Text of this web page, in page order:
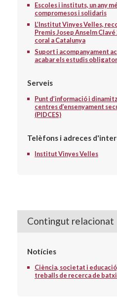
Escoles i instituts, un any
compromesos i solidaris
L’Institut Vinyes Velles,
Premis Josep Anselm Clavé
coral a Catalunya
Suport i acompanyament
acabar els estudis
Serveis
Punt d’informació i
centres d’ensenyament
(PIDCES)
Telèfons i adreces
Institut Vinyes Velles
Contingut relacionat
Notícies
Ciència, societat i
treballs de recerca de